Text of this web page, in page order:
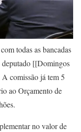
todas as bancadas
deputado [[Domingos
comissão já tem 5
ao Orçamento de
no valor de